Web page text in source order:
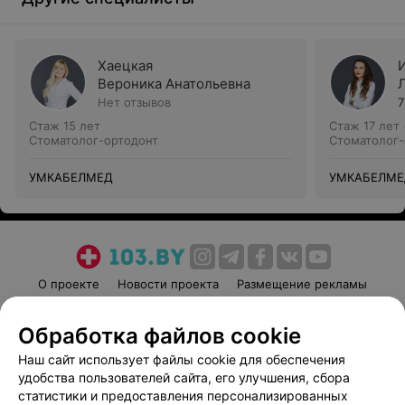
Хаецкая
Вероника Анатольевна
Нет отзывов
Стаж 15 лет
Стоматолог-ортодонт
УМКАБЕЛМЕД
Стаж 17 лет
О проекте Новости проекта
Размещение рекламы
Пользовательское соглашение
Способы оплаты
Вакансии
Партнеры
Написать руководителю 103.by
Обработка файлов cookie
Наш сайт использует файлы cookie для обеспечения
удобства пользователей сайта, его улучшения, сбора
статистики и предоставления персонализированных